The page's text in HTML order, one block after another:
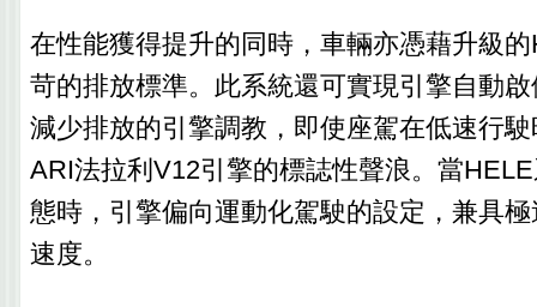
在性能獲得提升的同時，車輛亦憑藉升級
苛的排放標準。此系統還可實現引擎自動
減少排放的引擎調教，即使座駕在低速行
ARI法拉利V12引擎的標誌性聲浪。當
態時，引擎偏向運動化駕駛的設定，兼具
速度。